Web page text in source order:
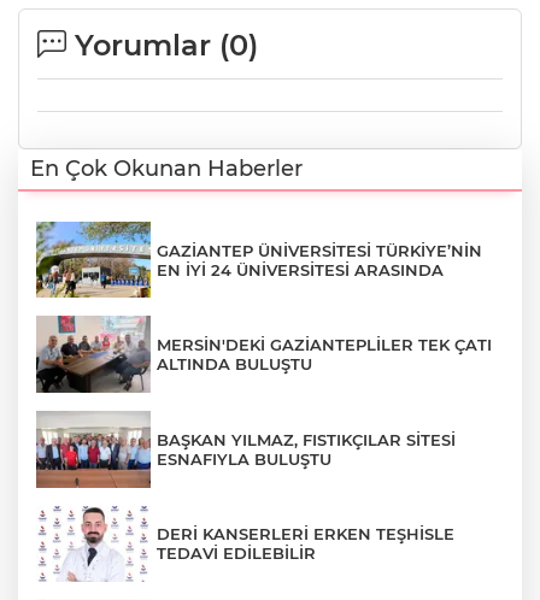
Yorumlar (0)
En Çok Okunan Haberler
GAZİANTEP ÜNİVERSİTESİ TÜRKİYE’NİN
EN İYİ 24 ÜNİVERSİTESİ ARASINDA
MERSİN'DEKİ GAZİANTEPLİLER TEK ÇATI
ALTINDA BULUŞTU
BAŞKAN YILMAZ, FISTIKÇILAR SİTESİ
ESNAFIYLA BULUŞTU
DERİ KANSERLERİ ERKEN TEŞHİSLE
TEDAVİ EDİLEBİLİR